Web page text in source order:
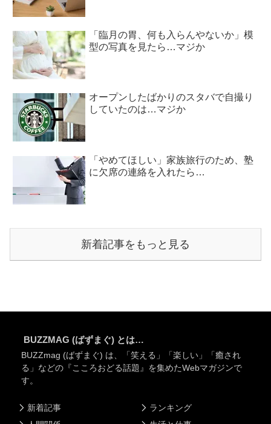
「臨月の胃、何も入らんやないか」模
型の写真を見たら…マジか
オープンしたばかりのスタバで自撮り
していたのは…マジか
「やめてほしい」家族旅行のため、塾
に欠席の連絡を入れたら…
新着記事をもっと見る
BUZZMAG (ばずまぐ) とは…
BUZZmag (ばずまぐ) は、「笑える」「楽しい」「癒され
る」などの『こころおどる話題』を集めたWebマガジンで
す。
新着記事
ランキング